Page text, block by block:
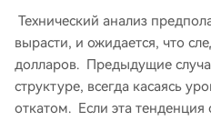
Технический анализ
вырасти, и ожидается, что
долларов. Предыдущие
структуре, всегда касаясь
откатом. Если эта